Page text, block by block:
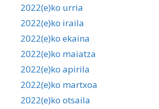
2022(e)ko urria
2022(e)ko iraila
2022(e)ko ekaina
2022(e)ko maiatza
2022(e)ko apirila
2022(e)ko martxoa
2022(e)ko otsaila